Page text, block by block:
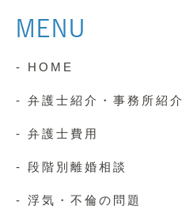
MENU
- HOME
- 弁護士紹介・事務所紹介
- 弁護士費用
- 段階別離婚相談
- 浮気・不倫の問題